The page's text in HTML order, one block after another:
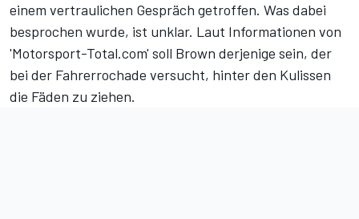
einem vertraulichen Gespräch getroffen. Was dabei
besprochen wurde, ist unklar. Laut Informationen von
'Motorsport-Total.com' soll Brown derjenige sein, der
bei der Fahrerrochade versucht, hinter den Kulissen
die Fäden zu ziehen.